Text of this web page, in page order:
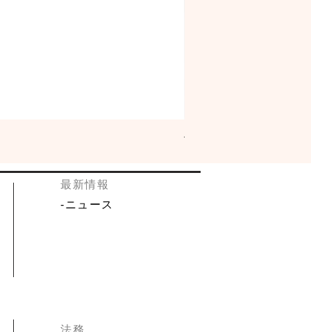
佐々木酒造 古都 特別純
​最新情報
​-ニュース
​法務